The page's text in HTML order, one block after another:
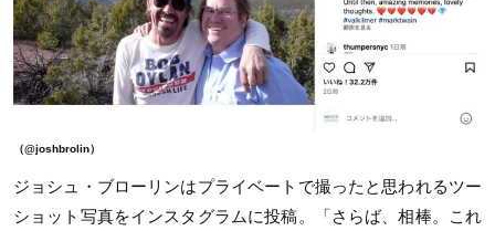
（@joshbrolin）
ジョシュ・ブローリンはプライベートで撮ったと思われるツー
ショット写真をインスタグラムに投稿。「さらば、相棒。これ